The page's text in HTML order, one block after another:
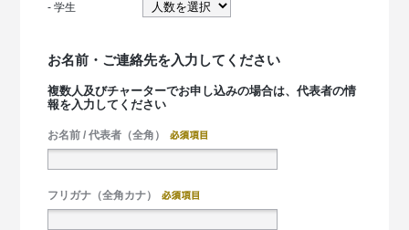
- 学生
お名前・ご連絡先を入力してください
複数人及びチャーターでお申し込みの場合は、代表者の情
報を入力してください
お名前 / 代表者（全角）
フリガナ（全角カナ）